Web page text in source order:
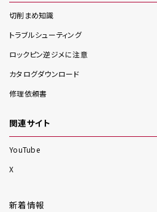
切削まめ知識
トラブルシューティング
ロックピン逆ジメに注意
カタログダウンロード
修理依頼書
関連サイト
YouTube
X
新着情報